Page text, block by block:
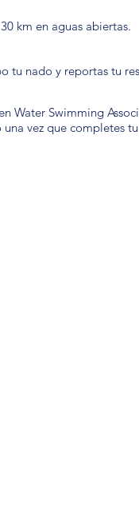
km en aguas abiertas.
tu nado y reportas tu
Water Swimming
vez que completes